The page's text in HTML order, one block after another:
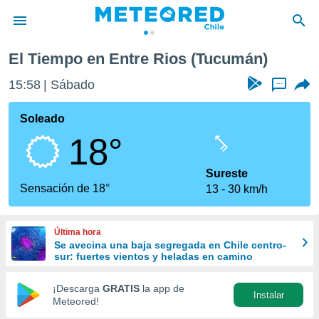
de
por
que se
calidad.
a este
las
y
forma
digital
basada
El Tiempo en Entre Rios (Tucumán)
15:58 Sábado ...
Soleado
18°
Sensación de 18°
Sureste
13
30 km/h
Última hora
Se avecina una baja segregada en Chile centro-
sur: fuertes vientos y heladas en camino
¡Descarga GRATIS la app de
Meteored!
Instalar